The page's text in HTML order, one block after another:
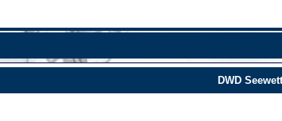
DWD